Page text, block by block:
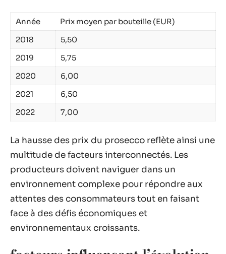
Année
Prix moyen par bouteille (EUR)
2018
5,50
2019
5,75
2020
6,00
2021
6,50
2022
7,00
La hausse des prix du prosecco reflète ainsi une
multitude de facteurs interconnectés. Les
producteurs doivent naviguer dans un
environnement complexe pour répondre aux
attentes des consommateurs tout en faisant
face à des défis économiques et
environnementaux croissants.